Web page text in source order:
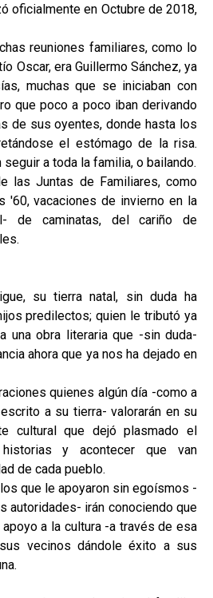
oficialmente en Octubre de 2018,
reuniones familiares, como lo
Oscar, era Guillermo Sánchez, ya
muchas que se iniciaban con
que poco a poco iban derivando
de sus oyentes, donde hasta los
el estómago de la risa.
a toda la familia, o bailando.
las Juntas de Familiares, como
'60, vacaciones de invierno en la
de caminatas, del cariño de
su tierra natal, sin duda ha
predilectos; quien le tributó ya
una obra literaria que -sin duda-
ahora que ya nos ha dejado en
quienes algún día -como a
a su tierra- valorarán en su
cultural que dejó plasmado el
y acontecer que van
de cada pueblo.
que le apoyaron sin egoísmos -
autoridades- irán conociendo que
a la cultura -a través de esa
vecinos dándole éxito a sus